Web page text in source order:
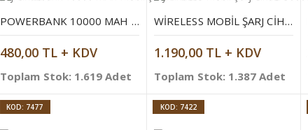
POWERBANK 10000 MAH MOBIL ŞARJ CIHAZI
480,00 TL + KDV
Toplam Stok: 1.619 Adet
WIRELESS MOBIL ŞARJ CIHAZI 5000 MAH
1.190,00 TL + KDV
Toplam Stok: 1.387 Adet
KOD: 7477 KOD: 7422